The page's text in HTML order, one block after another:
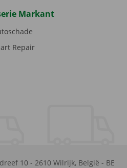
Markant
Repair
10 - 2610 Wilrijk, België - BE